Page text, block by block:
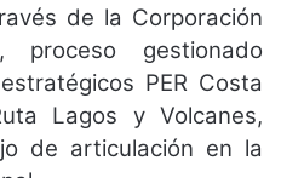
de la Corporación
proceso gestionado
PER Costa
Lagos y Volcanes,
de articulación en la